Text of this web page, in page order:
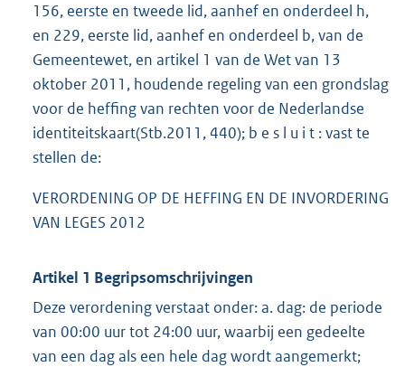
156, eerste en tweede lid, aanhef en onderdeel h,
en 229, eerste lid, aanhef en onderdeel b, van de
Gemeentewet, en artikel 1 van de Wet van 13
oktober 2011, houdende regeling van een grondslag
voor de heffing van rechten voor de Nederlandse
identiteitskaart(Stb.2011, 440); b e s l u i t : vast te
stellen de:
VERORDENING OP DE HEFFING EN DE INVORDERING
VAN LEGES 2012
Artikel 1 Begripsomschrijvingen
Deze verordening verstaat onder: a. dag: de periode
van 00:00 uur tot 24:00 uur, waarbij een gedeelte
van een dag als een hele dag wordt aangemerkt;